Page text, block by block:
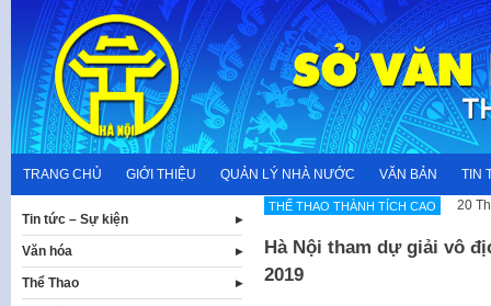
content
TRANG CHỦ GIỚI THIỆU QUẢN LÝ NHÀ NƯỚC VĂN BẢN TIN
THẾ THAO THÀNH TÍCH CAO 20
Hà Nội tham dự giải vô
2019
Tin tức – Sự kiện
Văn hóa
Thể Thao